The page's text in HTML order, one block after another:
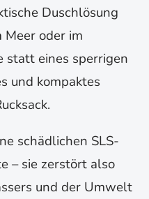
Duschlösung
Meer oder im
statt eines sperrigen
und kompaktes
schädlichen SLS-
– sie zerstört also
und der Umwelt